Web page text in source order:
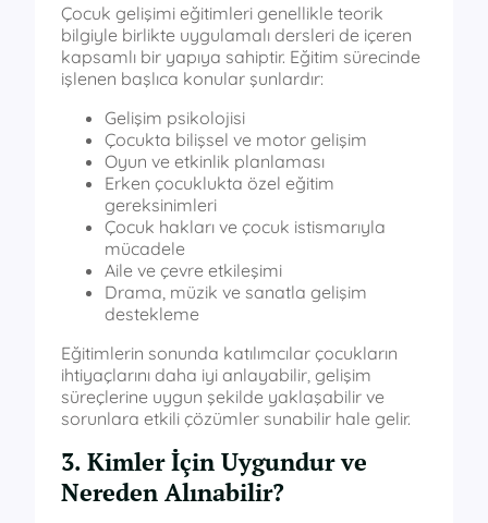
Çocuk gelişimi eğitimleri genellikle teorik
bilgiyle birlikte uygulamalı dersleri de içeren
kapsamlı bir yapıya sahiptir. Eğitim sürecinde
işlenen başlıca konular şunlardır:
Gelişim psikolojisi
Çocukta bilişsel ve motor gelişim
Oyun ve etkinlik planlaması
Erken çocuklukta özel eğitim
gereksinimleri
Çocuk hakları ve çocuk istismarıyla
mücadele
Aile ve çevre etkileşimi
Drama, müzik ve sanatla gelişim
destekleme
Eğitimlerin sonunda katılımcılar çocukların
ihtiyaçlarını daha iyi anlayabilir, gelişim
süreçlerine uygun şekilde yaklaşabilir ve
sorunlara etkili çözümler sunabilir hale gelir.
3. Kimler İçin Uygundur ve
Nereden Alınabilir?